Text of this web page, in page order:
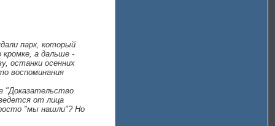
парк, который
а дальше -
останки осенних
воспоминания
"Доказательство
от лица
"мы нашли"? Но